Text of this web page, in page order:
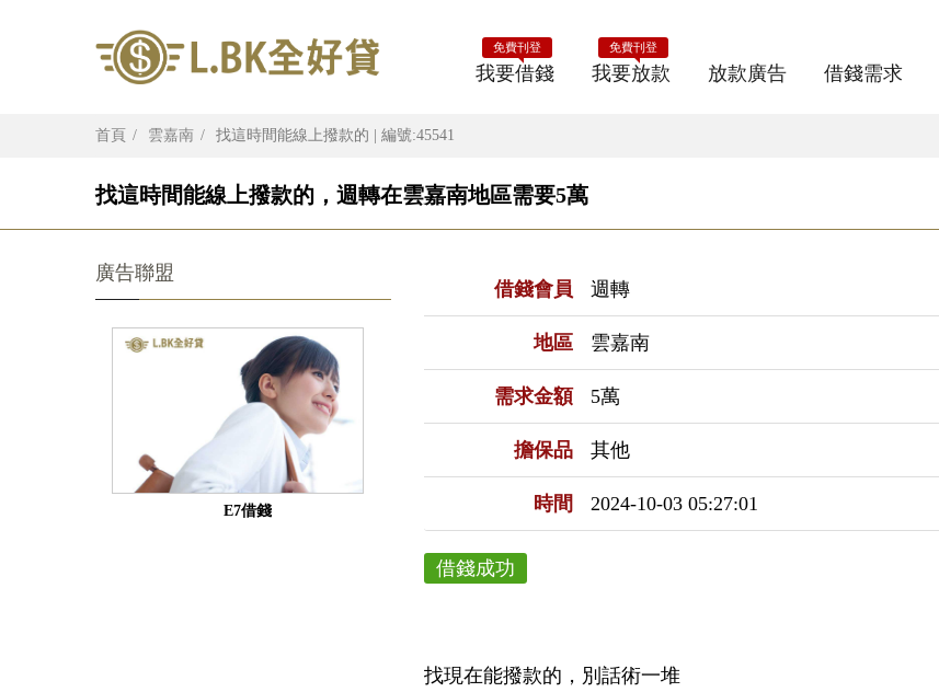
我要借錢
免費刊登
我要放款
免費刊登
放款廣告 借錢需求
首頁 雲嘉南 找這時間能線上撥款的 | 編號:45541
找這時間能線上撥款的，週轉在雲嘉南地區需要5萬
借錢會員 週轉
地區 雲嘉南
需求金額 5萬
擔保品 其他
時間 2024-10-03 05:27:01
借錢成功
找現在能撥款的，別話術一堆
廣告聯盟
E7借錢